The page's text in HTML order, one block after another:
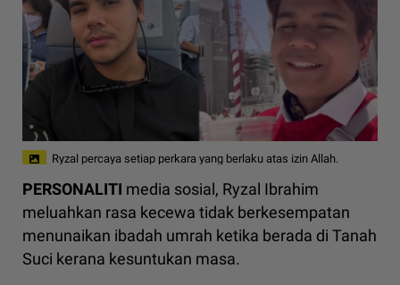
Ryzal percaya setiap perkara yang berlaku atas izin Allah.
PERSONALITI media sosial, Ryzal Ibrahim
meluahkan rasa kecewa tidak berkesempatan
menunaikan ibadah umrah ketika berada di Tanah
Suci kerana kesuntukan masa.